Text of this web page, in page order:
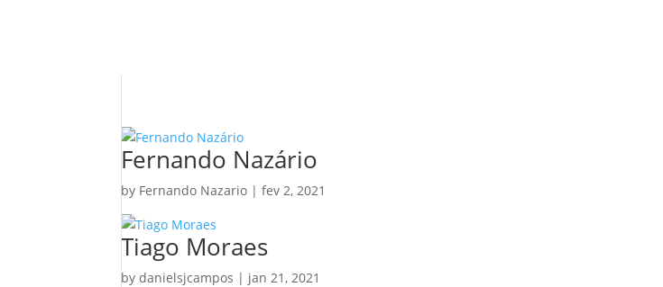
Fernando Nazário
by Fernando Nazario |fev 2, 2021
Tiago Moraes
bydanielsjcampos | jan 21, 2021